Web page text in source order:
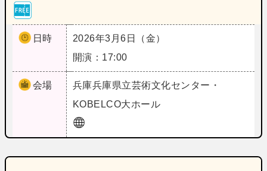
日時
2026年3月6日（金）
開演：17:00
会場 兵庫兵庫県立芸術文化センター・
KOBELCO大ホール